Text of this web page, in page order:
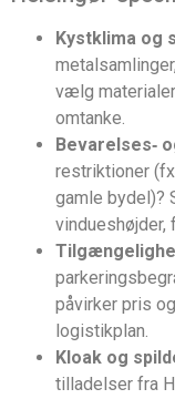
Kystklima og
vælg
omtanke.
Bevarelses‑
restriktioner
gamle bydel)?
vindueshøjder,
påvirker pris
logistikplan.
Kloak og
tilladelser fra